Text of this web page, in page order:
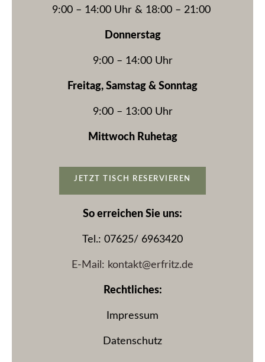
9:00 – 14:00 Uhr & 18:00 – 21:00
Donnerstag
9:00 – 14:00 Uhr
Freitag, Samstag & Sonntag
9:00 – 13:00 Uhr
Mittwoch Ruhetag
JETZT TISCH RESERVIEREN
So erreichen Sie uns:
Tel.: 07625/ 6963420
E-Mail: kontakt@erfritz.de
Rechtliches:
Impressum
Datenschutz